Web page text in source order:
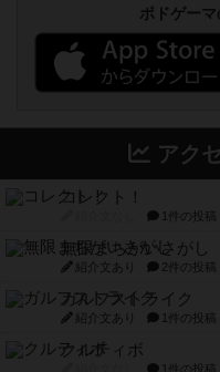
ボドゲー
アク
コレクト！
1件の投稿
無限まちがいさがし
紹介文あり 2件の投稿
ガルフストライク
紹介文あり 1件の投稿
クルティボ
1件の投稿